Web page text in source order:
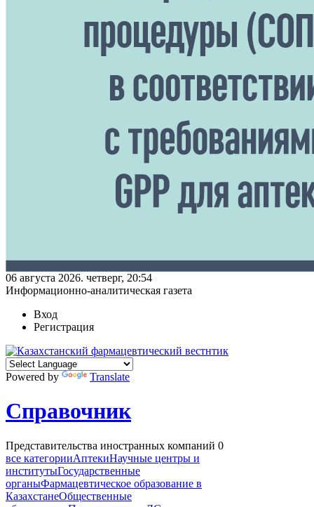
06 августа 2026. четверг, 20:54
Информационно-аналитическая газета
Вход
Регистрация
Powered by Translate
Справочник
Представительства иностранных компаний 0
все категорииАптекиНаучные центры и
институтыГосударственные
органыФармацевтическое образование в
КазахстанеОбщественные